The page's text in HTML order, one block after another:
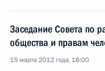
Заседание Совета по
общества и правам
15 марта 2012 года, 16:00